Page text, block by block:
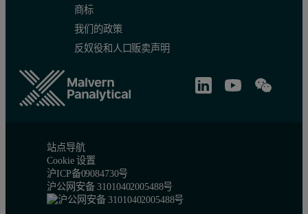
商标
我们的政策
反奴役和人口贩卖声明
站点导航
Cookie 设置
沪ICP备09084730号
沪公网安备 31010402005488号